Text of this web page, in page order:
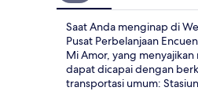
Saat Anda menginap di
Pusat Perbelanjaan
Mi Amor, yang
dapat dicapai dengan
transportasi umum: